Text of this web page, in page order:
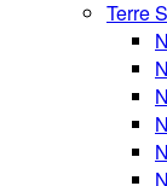
Terre